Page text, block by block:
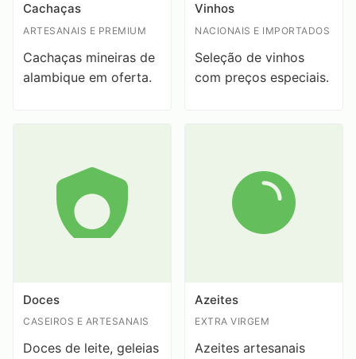
Cachaças
ARTESANAIS E PREMIUM
Cachaças mineiras de
alambique em oferta.
Vinhos
NACIONAIS E IMPORTADOS
Seleção de vinhos
com preços especiais.
Doces
CASEIROS E ARTESANAIS
Doces de leite, geleias
Azeites
EXTRA VIRGEM
Azeites artesanais